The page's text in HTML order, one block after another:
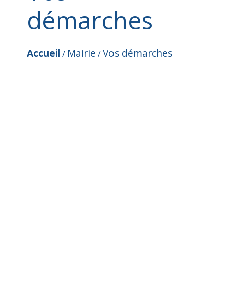
démarches
Accueil / Mairie /Vos démarches